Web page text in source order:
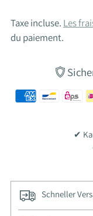
Taxe incluse. Les
du paiement.
✔
Schneller